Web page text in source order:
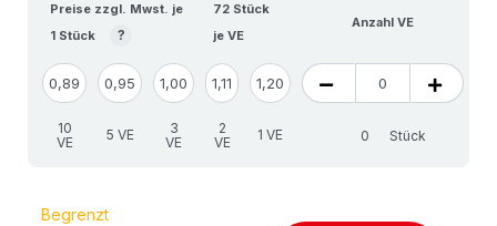
Preise zzgl. Mwst. je
1 Stück
?
72 Stück
je VE
Anzahl VE
0,89 0,95 1,00 1,11 1,20
10
VE
5 VE
3
VE
2
VE
1 VE Stück
Begrenzt